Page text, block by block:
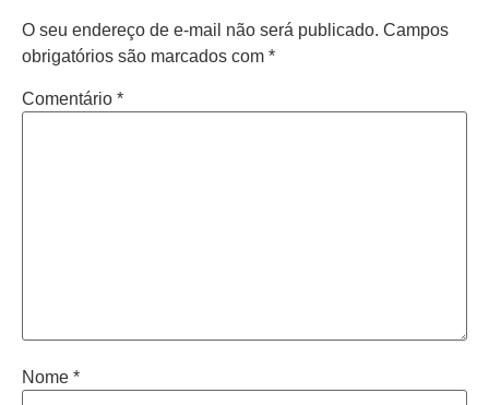
O seu endereço de e-mail não será publicado. Campos
obrigatórios são marcados com *
Comentário *
Nome *